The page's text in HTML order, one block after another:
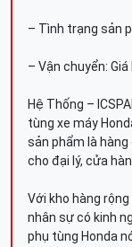
– Tình trạng sản
– Vận chuyển:
Hệ Thống –
tùng xe máy
sản phẩm là
cho đại lý, cửa
Với kho hàng
nhân sự có kinh
phụ tùng Honda